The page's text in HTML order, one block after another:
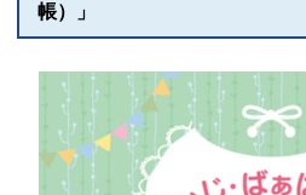
帳）」